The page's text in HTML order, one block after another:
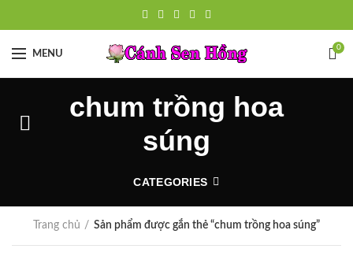
MENU
0
chum trồng hoa
súng
CATEGORIES
Trang chủ Sản phẩm được gắn thẻ “chum trồng hoa súng”